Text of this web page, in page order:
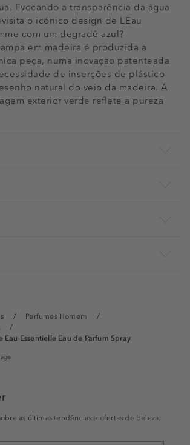
Perfumes Homem
Eau Essentielle Eau de Parfum Spray
Evocando a transparência da água
o icónico design de LEau
com um degradê azul?
em madeira é produzida a
peça, numa inovação patenteada
de inserções de plástico
natural do veio da madeira. A
exterior verde reflete a pureza
as últimas tendências e ofertas de beleza.